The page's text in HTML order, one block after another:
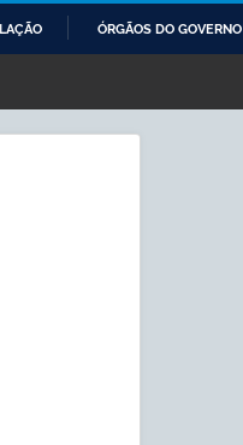
ÓRGÃOS DO GOVERNO